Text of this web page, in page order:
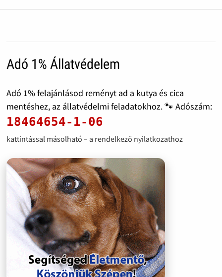
Adó 1% Állatvédelem
Adó 1% felajánlásod reményt ad a kutya és cica
mentéshez, az állatvédelmi feladatokhoz. 🐾 Adószám:
18464654-1-06
kattintással másolható – a rendelkező nyilatkozathoz